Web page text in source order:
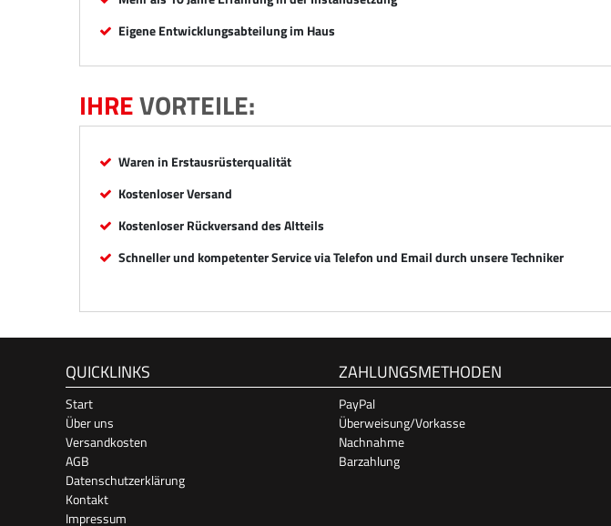
Eigene Entwicklungsabteilung im Haus
IHREVORTEILE:
Waren in Erstausrüsterqualität
Kostenloser Versand
Kostenloser Rückversand des Altteils
Schneller und kompetenter Service via Telefon und Email durch unsere Techniker
QUICKLINKS
Start
Über uns
Versandkosten
AGB
Datenschutzerklärung
Kontakt
Impressum
ZAHLUNGSMETHODEN
PayPal
Überweisung/Vorkasse
Nachnahme
Barzahlung